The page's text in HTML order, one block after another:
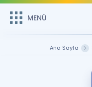
MENÜ
MENÜ
Ana Sayfa